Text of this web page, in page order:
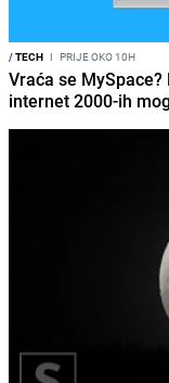
/TECH I PRIJE OKO 10H
Vraća se
internet 2000-ih